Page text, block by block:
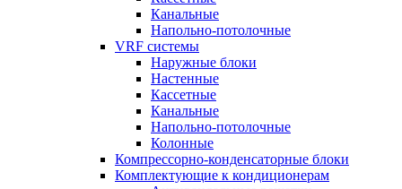
Канальные
Напольно-потолочные
VRF системы
Наружные блоки
Настенные
Кассетные
Канальные
Напольно-потолочные
Колонные
Компрессорно-конденсаторные блоки
Комплектующие к кондиционерам